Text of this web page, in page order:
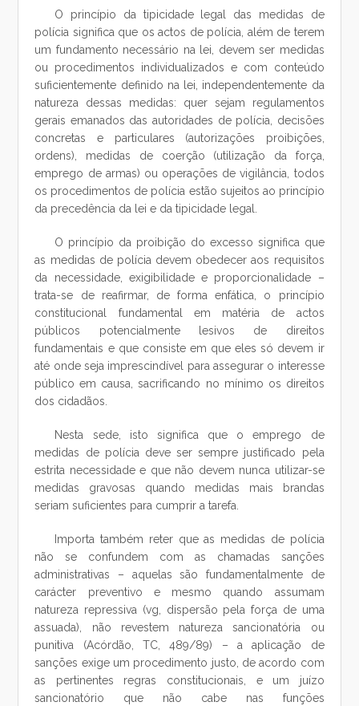
O princípio da tipicidade legal das medidas de
polícia significa que os actos de polícia, além de terem
um fundamento necessário na lei, devem ser medidas
ou procedimentos individualizados e com conteúdo
suficientemente definido na lei, independentemente da
natureza dessas medidas: quer sejam regulamentos
gerais emanados das autoridades de polícia, decisões
concretas e particulares (autorizações proibições,
ordens), medidas de coerção (utilização da força,
emprego de armas) ou operações de vigilância, todos
os procedimentos de polícia estão sujeitos ao princípio
da precedência da lei e da tipicidade legal.
O princípio da proibição do excesso significa que
as medidas de polícia devem obedecer aos requisitos
da necessidade, exigibilidade e proporcionalidade –
trata-se de reafirmar, de forma enfática, o princípio
constitucional fundamental em matéria de actos
públicos potencialmente lesivos de direitos
fundamentais e que consiste em que eles só devem ir
até onde seja imprescindível para assegurar o interesse
público em causa, sacrificando no mínimo os direitos
dos cidadãos.
Nesta sede, isto significa que o emprego de
medidas de polícia deve ser sempre justificado pela
estrita necessidade e que não devem nunca utilizar-se
medidas gravosas quando medidas mais brandas
seriam suficientes para cumprir a tarefa.
Importa também reter que as medidas de polícia
não se confundem com as chamadas sanções
administrativas – aquelas são fundamentalmente de
carácter preventivo e mesmo quando assumam
natureza repressiva (vg, dispersão pela força de uma
assuada), não revestem natureza sancionatória ou
punitiva (Acórdão, TC, 489/89) – a aplicação de
sanções exige um procedimento justo, de acordo com
as pertinentes regras constitucionais, e um juízo
sancionatório que não cabe nas funções